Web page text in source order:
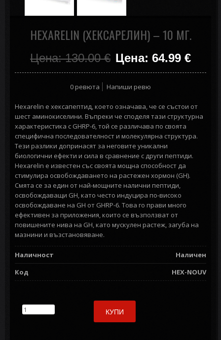
HEXARELIN (ХЕКСАРЕЛИН) – 10 МГ.
Цена: 130.00€ Цена: 64.99 €
0 ревюта Напиши ревю
Hexarelin е хексапептид, което означава, че се състои от
шест аминокиселини. Въпреки че споделя тази структурна
характеристика с GHRP-6, той се различава по своята
специфична последователност и молекулярна структура.
Тези разлики допринасят за неговите уникални
биологични ефекти и сила в сравнение с други пептиди.
Hexarelin е известен със своята мощна способност да
стимулира освобождаването на растежен хормон (GH).
Смята се за един от най-мощните налични пептиди,
освобождаващи GH, като често индуцира по-високо
освобождаване на GH от GHRP-6. Това го прави много
ефективен за приложения, които се възползват от
повишените нива на GH, като мускулен растеж, загуба на
мазнини и възстановяване.
Наличност
Наличен
Код
HEX-NOUV
КУПИ